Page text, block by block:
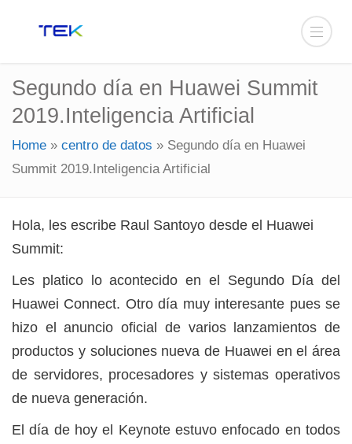
Segundo día en Huawei Summit
2019.Inteligencia Artificial
Home » centro de datos » Segundo día en Huawei
Summit 2019.Inteligencia Artificial
Hola, les escribe Raul Santoyo desde el Huawei
Summit:
Les platico lo acontecido en el Segundo Día del
Huawei Connect. Otro día muy interesante pues se
hizo el anuncio oficial de varios lanzamientos de
productos y soluciones nueva de Huawei en el área
de servidores, procesadores y sistemas operativos
de nueva generación.
El día de hoy el Keynote estuvo enfocado en todos